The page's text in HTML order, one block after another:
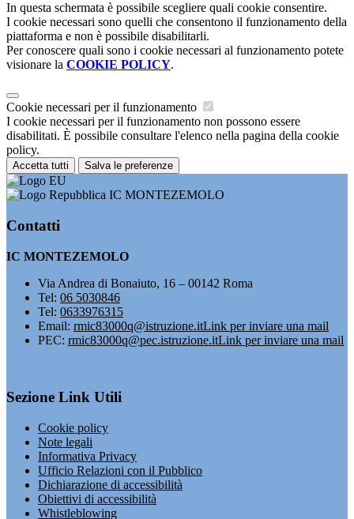
In questa schermata è possibile scegliere quali cookie consentire.
I cookie necessari sono quelli che consentono il funzionamento della
piattaforma e non è possibile disabilitarli.
Per conoscere quali sono i cookie necessari al funzionamento potete
visionare la COOKIE POLICY.
Cookie necessari per il funzionamento
I cookie necessari per il funzionamento non possono essere
disabilitati. È possibile consultare l'elenco nella pagina della cookie
policy.
Accetta tutti Salva le preferenze
IC MONTEZEMOLO
Contatti
IC MONTEZEMOLO
Via Andrea di Bonaiuto, 16 – 00142 Roma
Tel: 06 5030846
Tel: 0633976315
Email: rmic83000q@istruzione.itLink per inviare una mail
PEC: rmic83000q@pec.istruzione.itLink per inviare una mail
Sezione Link Utili
Cookie policy
Note legali
Informativa Privacy
Ufficio Relazioni con il Pubblico
Dichiarazione di accessibilità
Obiettivi di accessibilità
Whistleblowing